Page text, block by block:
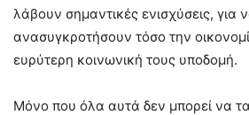
λάβουν σημαντικές ενισχύσεις, για
ανασυγκροτήσουν τόσο την
ευρύτερη κοινωνική τους υποδομή.
Μόνο που όλα αυτά δεν μπορεί να